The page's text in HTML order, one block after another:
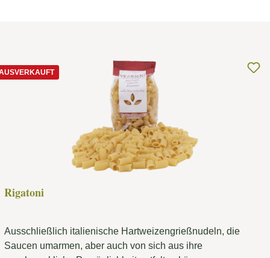
Rigatoni
Ausschließlich italienische Hartweizengrießnudeln, die
Saucen umarmen, aber auch von sich aus ihre